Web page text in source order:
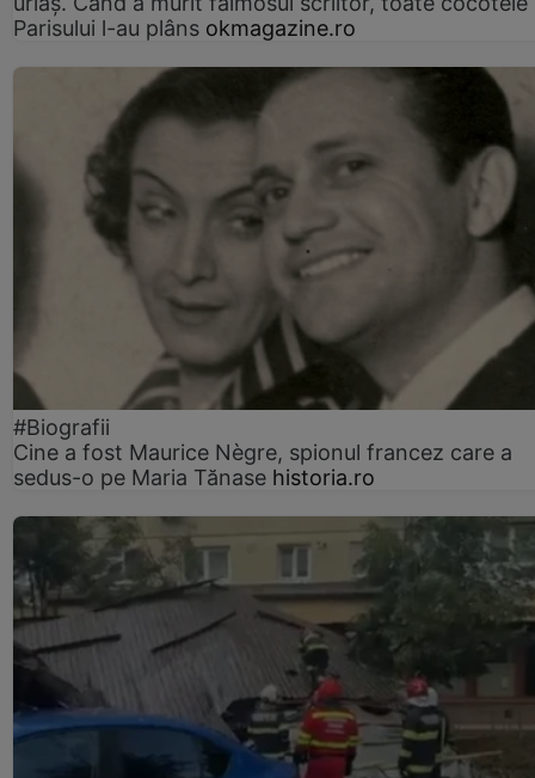
Parisului l-au plâns okmagazine.ro
#Biografii
Cine a fost Maurice Nègre, spionul francez care a
sedus-o pe Maria Tănase historia.ro